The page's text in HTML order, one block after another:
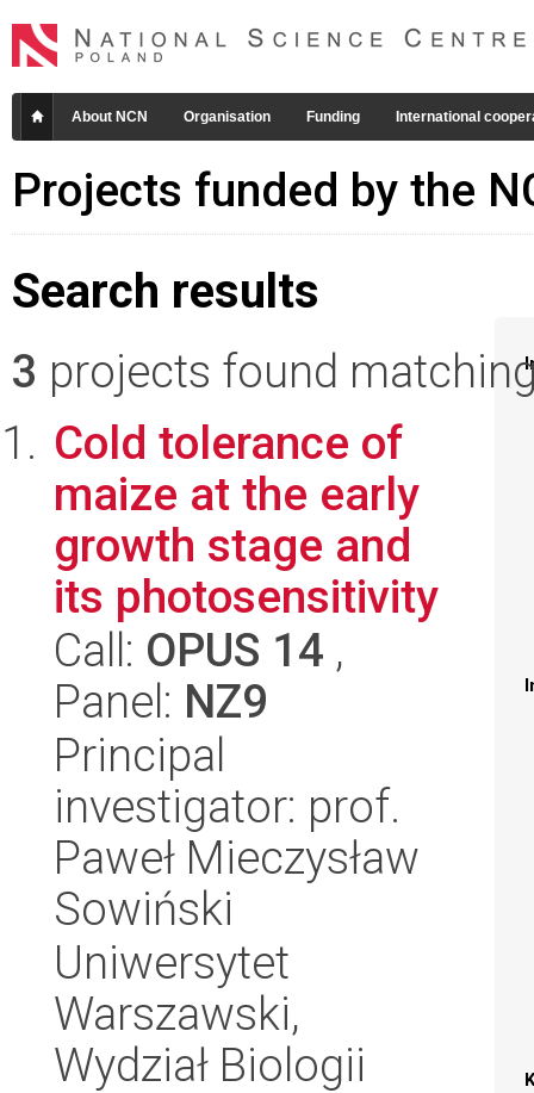
About NCN Organisation Funding International
Projects funded by the
Search results
3 projects found
Cold tolerance of
maize at the early
growth stage and
its photosensitivity
Call: OPUS 14 ,
Panel: NZ9
Principal
investigator: prof.
Paweł Mieczysław
Sowiński
Uniwersytet
Warszawski,
Wydział Biologii